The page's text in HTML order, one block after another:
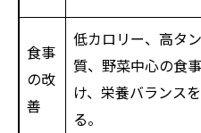
食事
の改
善
低カロリー、高タ
質、野菜中心の食
け、栄養バランス
る。